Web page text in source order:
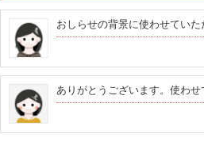
おしらせの背景に使わせていた
ありがとうございます。使わせ